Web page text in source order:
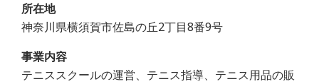
所在地
神奈川県横須賀市佐島の丘2丁目8番9号
事業内容
テニススクールの運営、テニス指導、テニス用品の販